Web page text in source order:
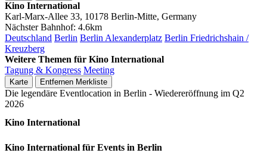
Kino International
Karl-Marx-Allee 33, 10178 Berlin-Mitte, Germany
Nächster Bahnhof: 4.6km
Deutschland Berlin Berlin Alexanderplatz Berlin Friedrichshain /
Kreuzberg
Weitere Themen für Kino International
Tagung & Kongress Meeting
Karte Entfernen Merkliste
Die legendäre Eventlocation in Berlin - Wiedereröffnung im Q2
2026
Kino International
Kino International für Events in Berlin